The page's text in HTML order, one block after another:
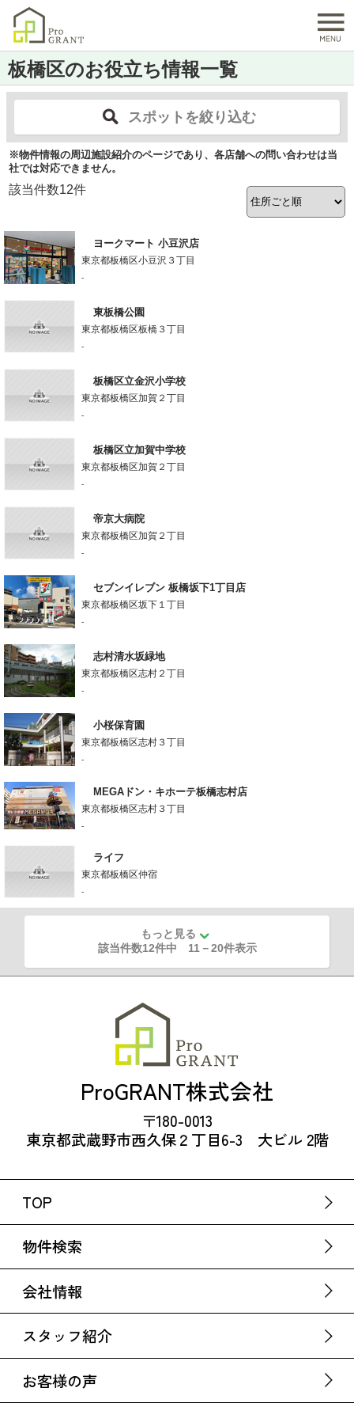
板橋区のお役立ち情報一覧
スポットを絞り込む
※物件情報の周辺施設紹介のページであり、各店舗への問い合わせは当
社では対応できません。
該当件数12件
ヨークマート 小豆沢店
東京都板橋区小豆沢３丁目
-
東板橋公園
東京都板橋区板橋３丁目
-
板橋区立金沢小学校
東京都板橋区加賀２丁目
-
板橋区立加賀中学校
東京都板橋区加賀２丁目
-
帝京大病院
東京都板橋区加賀２丁目
-
セブンイレブン 板橋坂下1丁目店
東京都板橋区坂下１丁目
-
志村清水坂緑地
東京都板橋区志村２丁目
-
小桜保育園
東京都板橋区志村３丁目
-
MEGAドン・キホーテ板橋志村店
東京都板橋区志村３丁目
-
ライフ
東京都板橋区仲宿
-
もっと見る
該当件数12件中 11 －20件表示
ProGRANT株式会社
〒180-0013
東京都武蔵野市西久保２丁目6-3 大ビル 2階
TOP
物件検索
会社情報
スタッフ紹介
お客様の声